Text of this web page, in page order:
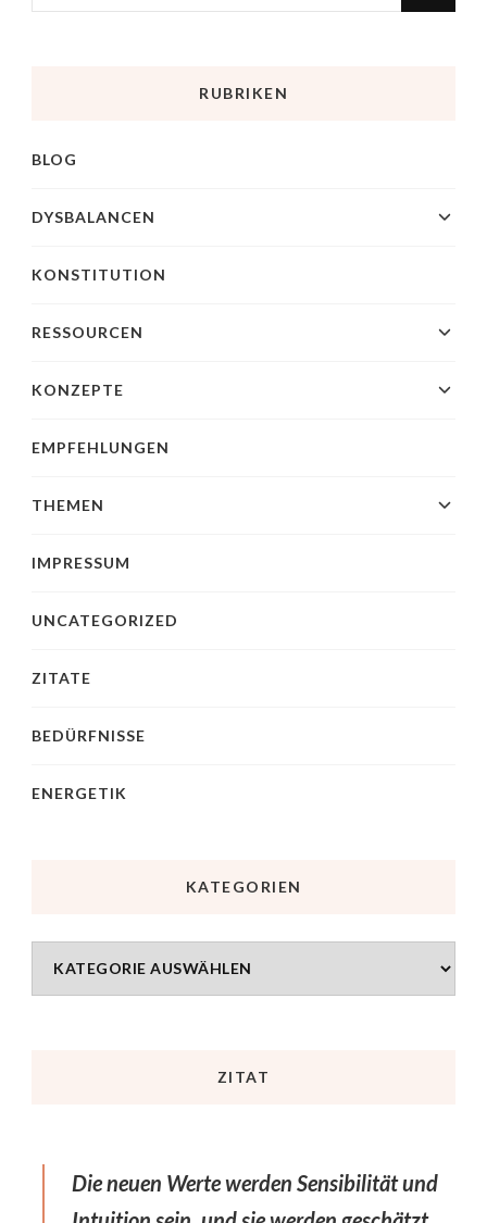
RUBRIKEN
BLOG
DYSBALANCEN
KONSTITUTION
RESSOURCEN
KONZEPTE
EMPFEHLUNGEN
THEMEN
IMPRESSUM
UNCATEGORIZED
ZITATE
BEDÜRFNISSE
ENERGETIK
KATEGORIEN
ZITAT
Die neuen Werte werden Sensibilität und